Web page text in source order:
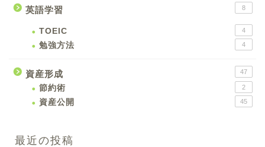
英語学習 8
TOEIC 4
勉強方法 4
資産形成 47
節約術 2
資産公開 45
最近の投稿